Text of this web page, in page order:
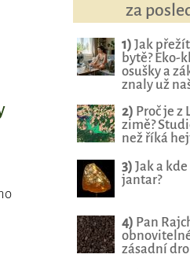
za
1) Jak
bytě? Eko-
osušky a
znaly už
2) Proč je z
zimě?
než říká
3) Jak a
jantar?
4) Pan
zásadní